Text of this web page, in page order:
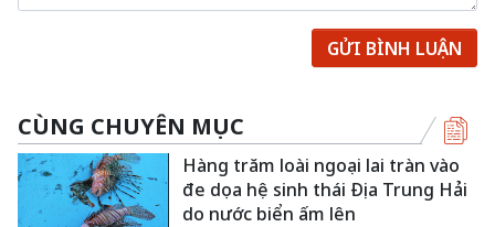
GỬI BÌNH LUẬN
CÙNG CHUYÊN MỤC
Hàng trăm loài ngoại lai tràn vào
đe dọa hệ sinh thái Địa Trung Hải
do nước biển ấm lên